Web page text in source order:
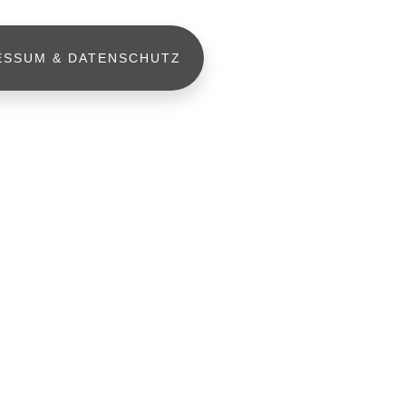
& DATENSCHUTZ